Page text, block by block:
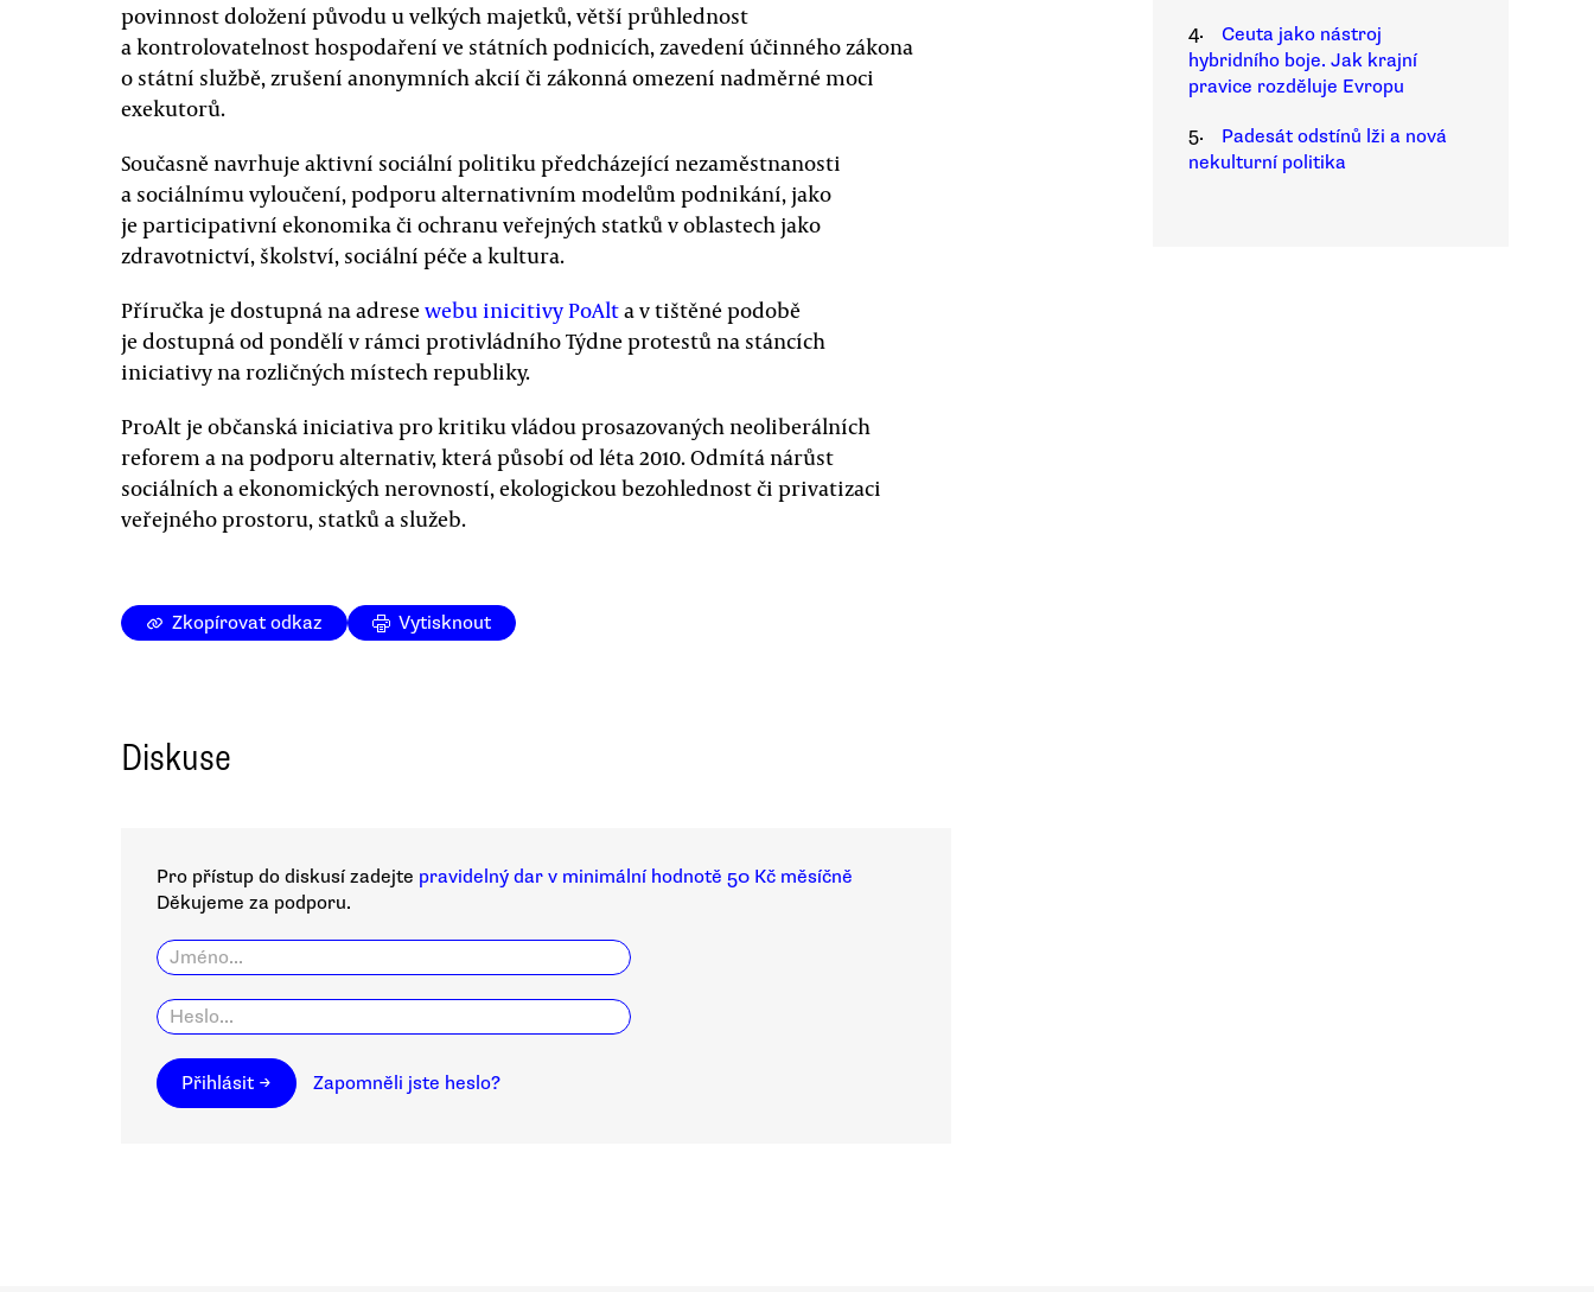
povinnost doložení původu u velkých majetků, větší průhlednost
a kontrolovatelnost hospodaření ve státních podnicích, zavedení účinného zákona
o státní službě, zrušení anonymních akcií či zákonná omezení nadměrné moci
exekutorů.
Současně navrhuje aktivní sociální politiku předcházející nezaměstnanosti
a sociálnímu vyloučení, podporu alternativním modelům pod­nikání, jako
je participativní ekonomika či ochranu veřejných statků v oblastech jako
zdravotnictví, školství, sociální péče a kultura.
Příručka je dostupná na adresewebu inicitivy PoAlta v tištěné podobě
je dostupná od pondělí v rámci protivládního Týdne protestů na stáncích
iniciativy na rozličných místech republiky.
ProAlt je občanská iniciativa pro kritiku vládou prosazovaných neoliberálních
reforem a na podporu alternativ, která působí od léta 2010. Odmítá nárůst
sociálních a ekonomických nerovností, ekologickou bezohlednost či privatizaci
veřejného prostoru, statků a služeb.
4.
Ceuta jako nástroj
hybridního boje. Jak krajní
pravice rozděluje Evropu
5.
Padesát odstínů lži a nová
nekulturní politika
Zkopírovat odkaz Vytisknout
Diskuse
Pro přístup do diskusí zadejte pravidelný dar v minimální hodnotě 50 Kč měsíčně
Děkujeme za podporu.
Přihlásit → Zapomněli jste heslo?